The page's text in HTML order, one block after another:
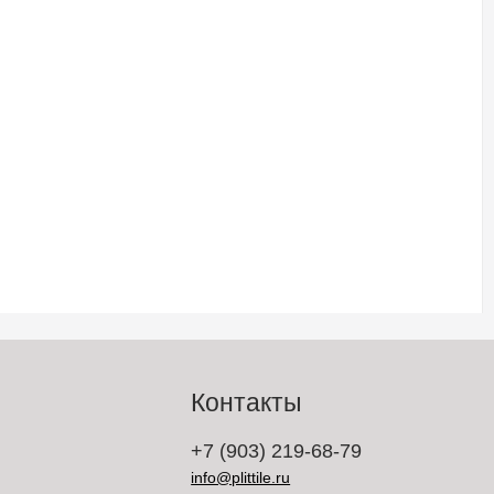
Контакты
+7 (903) 219-68-79
info@plittile.ru